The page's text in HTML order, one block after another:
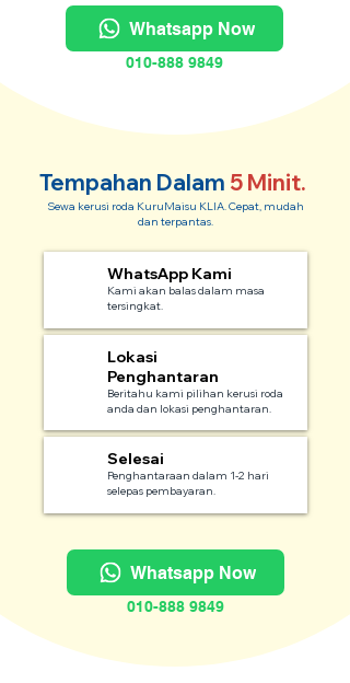
Whatsapp Now
010-888 9849
Tempahan Dalam 5 Minit.
Sewa kerusi roda KuruMaisu KLIA. Cepat, mudah
dan terpantas.
WhatsApp Kami
Kami akan balas dalam masa
tersingkat.
Lokasi
Penghantaran
Beritahu kami pilihan kerusi roda
anda dan lokasi penghantaran.
Selesai
Penghantaraan dalam 1-2 hari
selepas pembayaran.
Whatsapp Now
010-888 9849